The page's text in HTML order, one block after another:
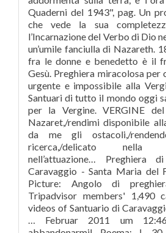
Quaderni del 1943", pag. Un
che vede la sua
l’Incarnazione del Verbo di Dio
un’umile fanciulla di Nazareth.
fra le donne e benedetto è il
Gesù. Preghiera miracolosa per
urgente e impossibile alla
Santuari di tutto il mondo oggi
per la Vergine. VERGINE
Nazaret,/rendimi disponibile
da me gli ostacoli,/
ricerca,/delicato nella
nell’attuazione… Preghiera
Caravaggio - Santa Maria del
Picture: Angolo di
Tripadvisor members' 1,490
videos of Santuario di
… Februar 2011 um